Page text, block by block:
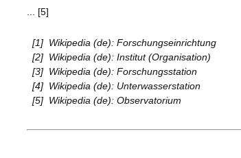
... [5]
[1] Wikipedia (de): Forschungseinrichtung
[2] Wikipedia (de): Institut (Organisation)
[3] Wikipedia (de): Forschungsstation
[4] Wikipedia (de): Unterwasserstation
[5] Wikipedia (de): Observatorium